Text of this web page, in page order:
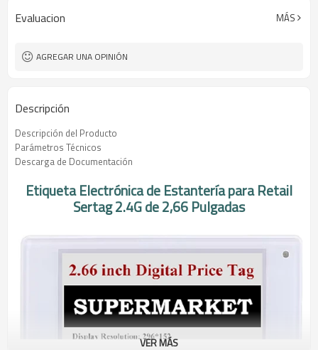
No menos de 5 años, reemplazable
Color de la pantalla Negro, Blanco y Rojo
Evaluacion MÁS
AGREGAR UNA OPINIÓN
Descripción
Descripción del Producto
Parámetros Técnicos
Descarga de Documentación
Etiqueta Electrónica de Estantería para Retail
Sertag 2.4G de 2,66 Pulgadas
VER MÁS